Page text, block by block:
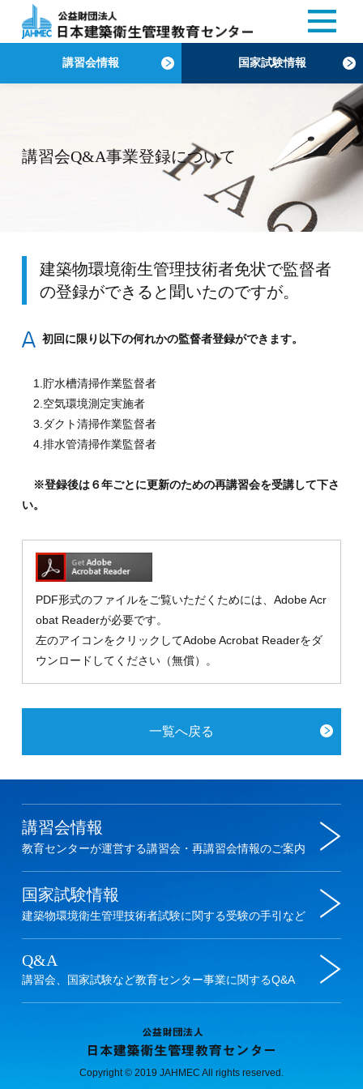
講習会情報 国家試験情報
講習会Q&A事業登録について
建築物環境衛生管理技術者免状で監督者
の登録ができると聞いたのですが。
初回に限り以下の何れかの監督者登録ができます。
1.貯水槽清掃作業監督者
2.空気環境測定実施者
3.ダクト清掃作業監督者
4.排水管清掃作業監督者
※登録後は６年ごとに更新のための再講習会を受講して下さ
い。
PDF形式のファイルをご覧いただくためには、Adobe Acr
obat Readerが必要です。
左のアイコンをクリックしてAdobe Acrobat Readerをダ
ウンロードしてください（無償）。
一覧へ戻る
Copyright © 2019 JAHMEC All rights reserved.